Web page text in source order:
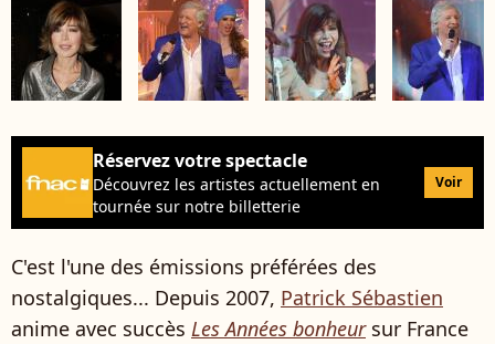
Réservez votre spectacle
Découvrez les artistes actuellement en
tournée sur notre billetterie
Voir
C'est l'une des émissions préférées des
nostalgiques... Depuis 2007, Patrick Sébastien
anime avec succès Les Années bonheur sur France